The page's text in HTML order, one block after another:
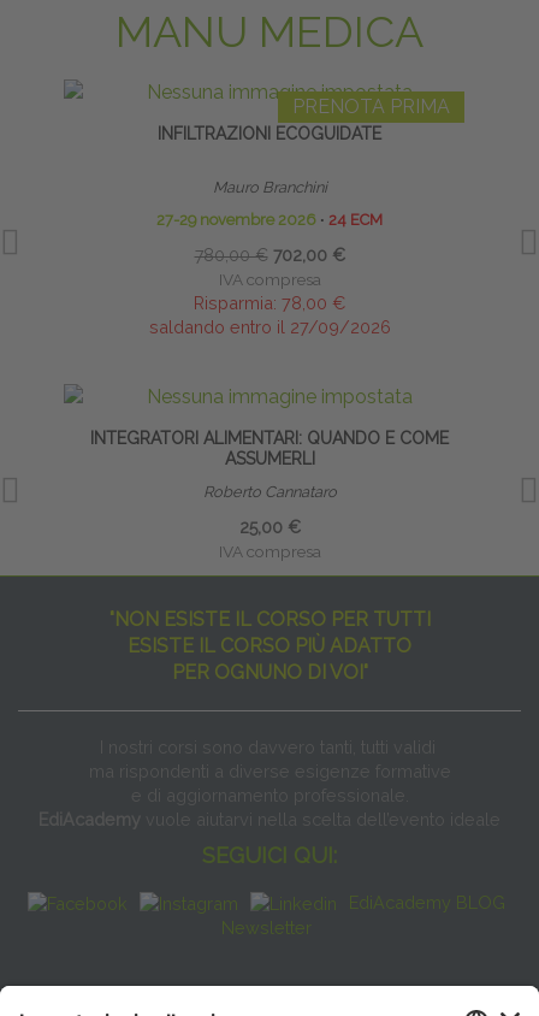
MANU MEDICA
PRENOTA PRIMA
INFILTRAZIONI ECOGUIDATE
Mauro Branchini
27-29 novembre 2026 ∙ 24 ECM
780,00 € 702,00 €
IVA compresa
Risparmia: 78,00 €
saldando entro il 27/09/2026
INTEGRATORI ALIMENTARI: QUANDO E COME
ASSUMERLI
Roberto Cannataro
25,00 €
IVA compresa
"NON ESISTE IL CORSO PER TUTTI
ESISTE IL CORSO PIÙ ADATTO
PER OGNUNO DI VOI"
I nostri corsi sono davvero tanti, tutti validi
ma rispondenti a diverse esigenze formative
e di aggiornamento professionale.
EdiAcademy vuole aiutarvi nella scelta dell’evento ideale
SEGUICI QUI:
EdiAcademy BLOG
Newsletter